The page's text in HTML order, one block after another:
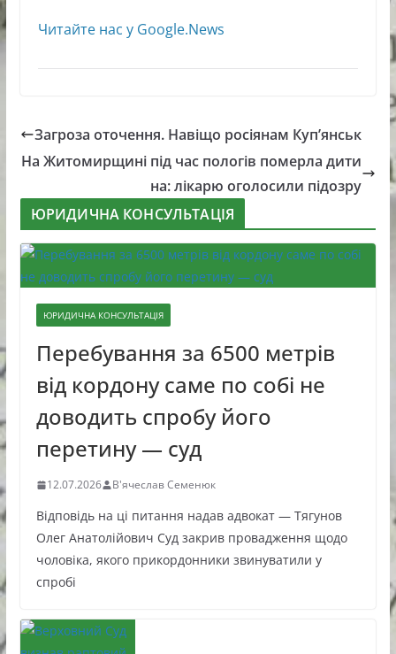
Читайте нас у Google.News
Загроза оточення. Навіщо росіянам Куп’янськ
На Житомирщині під час пологів померла дити
на: лікарю оголосили підозру
ЮРИДИЧНА КОНСУЛЬТАЦІЯ
ЮРИДИЧНА КОНСУЛЬТАЦІЯ
Перебування за 6500 метрів
від кордону саме по собі не
доводить спробу його
перетину — суд
12.07.2026 В'ячеслав Семенюк
Відповідь на ці питання надав адвокат — Тягунов
Олег Анатолійович Суд закрив провадження щодо
чоловіка, якого прикордонники звинуватили у
спробі